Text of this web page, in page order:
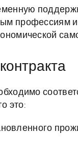
профессиям
это: